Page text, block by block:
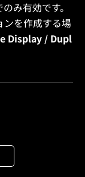
み有効です。
ンを作成する場
Display / Dupl